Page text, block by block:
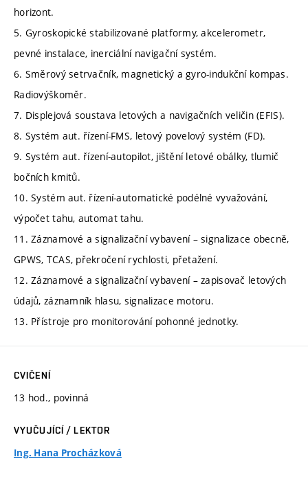
horizont.
5. Gyroskopické stabilizované platformy, akcelerometr,
pevné instalace, inerciální navigační systém.
6. Směrový setrvačník, magnetický a gyro-indukční kompas.
Radiovýškoměr.
7. Displejová soustava letových a navigačních veličin (EFIS).
8. Systém aut. řízení-FMS, letový povelový systém (FD).
9. Systém aut. řízení-autopilot, jištění letové obálky, tlumič
bočních kmitů.
10. Systém aut. řízení-automatické podélné vyvažování,
výpočet tahu, automat tahu.
11. Záznamové a signalizační vybavení – signalizace obecně,
GPWS, TCAS, překročení rychlosti, přetažení.
12. Záznamové a signalizační vybavení – zapisovač letových
údajů, záznamník hlasu, signalizace motoru.
13. Přístroje pro monitorování pohonné jednotky.
CVIČENÍ
13 hod., povinná
VYUČUJÍCÍ / LEKTOR
Ing. Hana Procházková